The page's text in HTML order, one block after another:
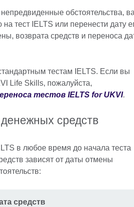
обстоятельства,
тест IELTS или перенести дату
возврата средств и переноса
тестам IELTS. Если вы
Life Skills, пожалуйста,
тестов IELTS for UKVI.
средств
в любое время до начала теста
зависят от даты отмены
средств